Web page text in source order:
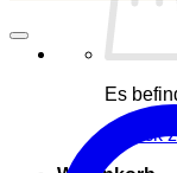
Es
Zurück